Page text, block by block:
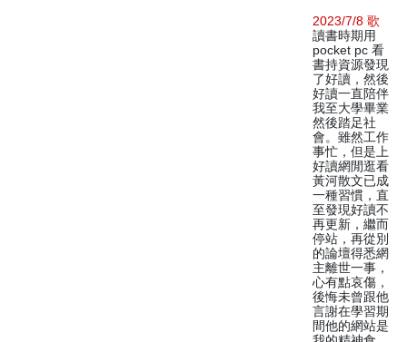
2023/7/8 歌
讀書時期用
pocket pc 看
書持資源發現
了好讀，然後
好讀一直陪伴
我至大學畢業
然後踏足社
會。雖然工作
事忙，但是上
好讀網閒逛看
黃河散文已成
一種習慣，直
至發現好讀不
再更新，繼而
停站，再從別
的論壇得悉網
主離世一事，
心有點哀傷，
後悔未曾跟他
言謝在學習期
間他的網站是